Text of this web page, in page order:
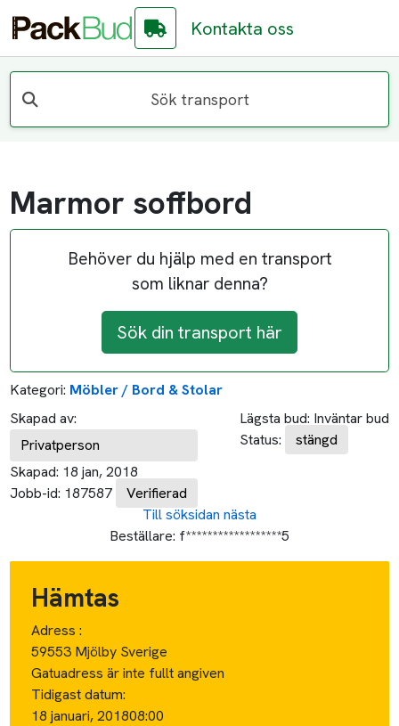
Kontakta oss
Sök transport
Marmor soffbord
Behöver du hjälp med en transport
som liknar denna?
Sök din transport här
Kategori: Möbler / Bord & Stolar
Skapad av:
Privatperson
Skapad: 18 jan, 2018
Jobb-id: 187587 Verifierad
Lägsta bud: Inväntar bud
Status:
stängd
Till söksidan nästa
Beställare: f******************5
Hämtas
Adress :
59553 Mjölby Sverige
Gatuadress är inte fullt angiven
Tidigast datum:
18 januari, 201808:00